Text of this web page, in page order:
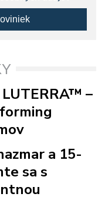
–
a 15-
sa s